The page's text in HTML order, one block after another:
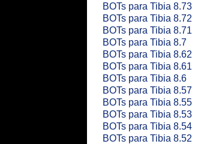
BOTs para Tibia 8.73
BOTs para Tibia 8.72
BOTs para Tibia 8.71
BOTs para Tibia 8.7
BOTs para Tibia 8.62
BOTs para Tibia 8.61
BOTs para Tibia 8.6
BOTs para Tibia 8.57
BOTs para Tibia 8.55
BOTs para Tibia 8.53
BOTs para Tibia 8.54
BOTs para Tibia 8.52